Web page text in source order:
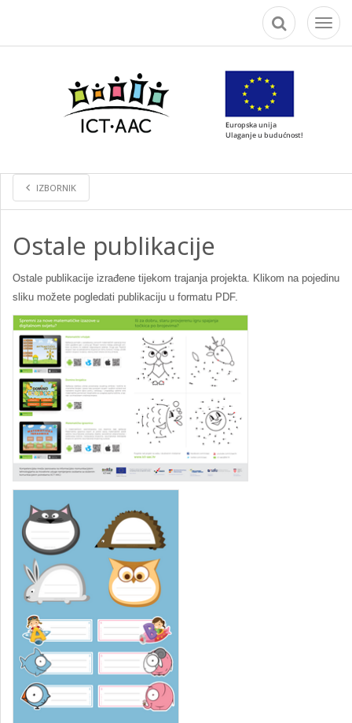
Toggle
IZBORNIK
Ostale publikacije
Ostale publikacije izrađene tijekom trajanja projekta. Klikom na pojedinu
sliku možete pogledati publikaciju u formatu PDF.